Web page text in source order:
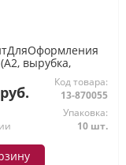
вырубка,
(МирОткр)Код товара:
13-870055
Упаковка:
10 шт.